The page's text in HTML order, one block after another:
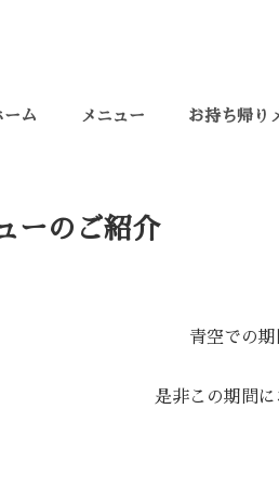
ーム メニュー お持ち帰り
ーのご紹介
青空での
是非この期間